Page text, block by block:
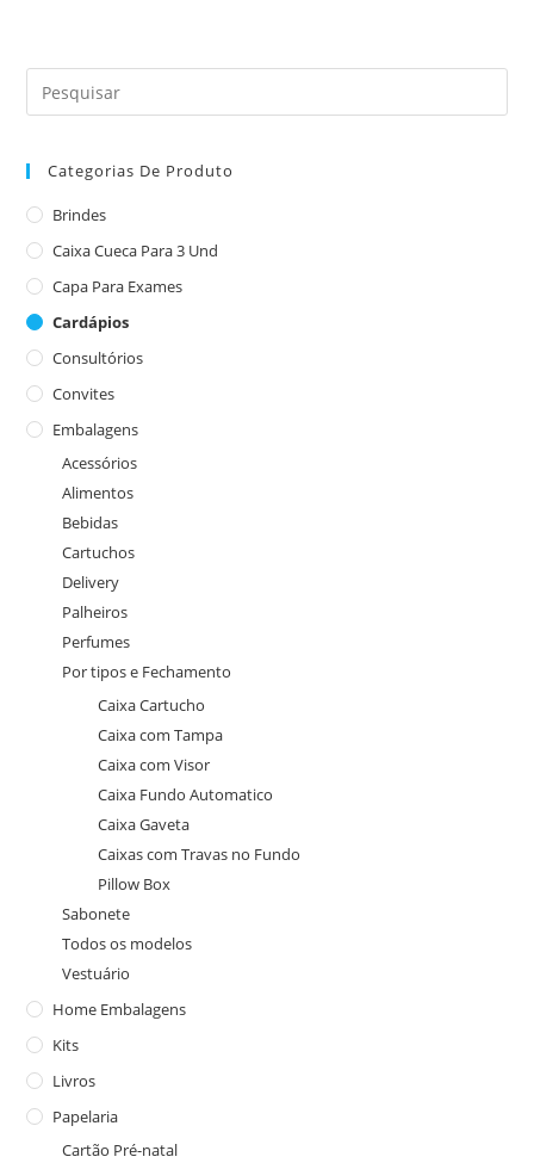
Categorias De Produto
Brindes
Caixa Cueca Para 3 Und
Capa Para Exames
Cardápios
Consultórios
Convites
Embalagens
Acessórios
Alimentos
Bebidas
Cartuchos
Delivery
Palheiros
Perfumes
Por tipos e Fechamento
Caixa Cartucho
Caixa com Tampa
Caixa com Visor
Caixa Fundo Automatico
Caixa Gaveta
Caixas com Travas no Fundo
Pillow Box
Sabonete
Todos os modelos
Vestuário
Home Embalagens
Kits
Livros
Papelaria
Cartão Pré-natal